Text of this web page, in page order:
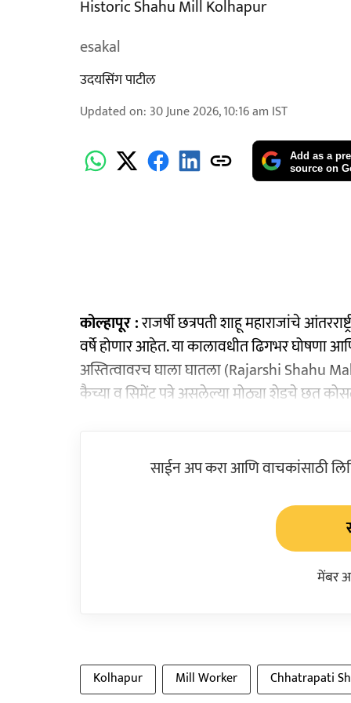
Historic Shahu Mill Kolhapur
esakal
उदयसिंग पाटील
Updated on: 30 June 2026, 10:16 am IST
Add as a
source on
कोल्हापूर :राजर्षी छत्रपती शाहू महाराजांचे
वर्षे होणार आहेत. या कालावधीत ढिगभर घोषणा
अस्तित्वावरच घाला घातला (Rajarshi Shahu
कैच्या व सिमेंट पत्रे असलेल्या मोठ्या शेडचे छत
साईन अप करा आणि वाचकांसाठी
मेंबर
Kolhapur Mill Worker Chhatrapati